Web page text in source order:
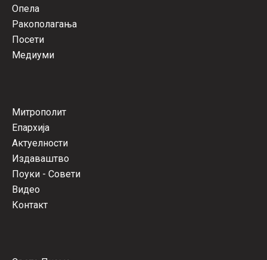
Опела
Ракополагања
Посети
Медиуми
Митрополит
Епархија
Актуелности
Издаваштво
Поуки - Совети
Видео
Контакт